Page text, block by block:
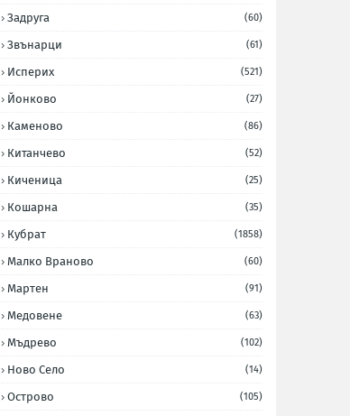
Задруга (60)
Звънарци (61)
Исперих (521)
Йонково (27)
Каменово (86)
Китанчево (52)
Киченица (25)
Кошарна (35)
Кубрат (1858)
Малко Враново (60)
Мартен (91)
Медовене (63)
Мъдрево (102)
Ново Село (14)
Острово (105)